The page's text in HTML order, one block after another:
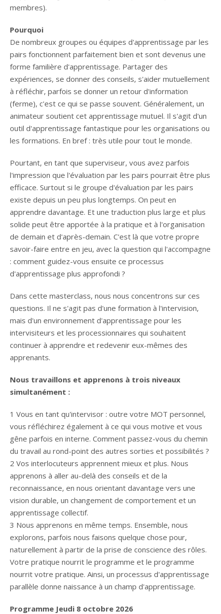
membres).
Pourquoi
De nombreux groupes ou équipes d'apprentissage par les
pairs fonctionnent parfaitement bien et sont devenus une
forme familière d'apprentissage. Partager des
expériences, se donner des conseils, s'aider mutuellement
à réfléchir, parfois se donner un retour d'information
(ferme), c'est ce qui se passe souvent. Généralement, un
animateur soutient cet apprentissage mutuel. Il s'agit d'un
outil d'apprentissage fantastique pour les organisations ou
les formations. En bref : très utile pour tout le monde.
Pourtant, en tant que superviseur, vous avez parfois
l'impression que l'évaluation par les pairs pourrait être plus
efficace. Surtout si le groupe d'évaluation par les pairs
existe depuis un peu plus longtemps. On peut en
apprendre davantage. Et une traduction plus large et plus
solide peut être apportée à la pratique et à l'organisation
de demain et d'après-demain. C'est là que votre propre
savoir-faire entre en jeu, avec la question qui l'accompagne
: comment guidez-vous ensuite ce processus
d'apprentissage plus approfondi ?
Dans cette masterclass, nous nous concentrons sur ces
questions. Il ne s'agit pas d'une formation à l'intervision,
mais d'un environnement d'apprentissage pour les
intervisiteurs et les processionnaires qui souhaitent
continuer à apprendre et redevenir eux-mêmes des
apprenants.
Nous travaillons et apprenons à trois niveaux
simultanément :
1 Vous en tant qu'intervisor : outre votre MOT personnel,
vous réfléchirez également à ce qui vous motive et vous
gêne parfois en interne. Comment passez-vous du chemin
du travail au rond-point des autres sorties et possibilités ?
2 Vos interlocuteurs apprennent mieux et plus. Nous
apprenons à aller au-delà des conseils et de la
reconnaissance, en nous orientant davantage vers une
vision durable, un changement de comportement et un
apprentissage collectif.
3 Nous apprenons en même temps. Ensemble, nous
explorons, parfois nous faisons quelque chose pour,
naturellement à partir de la prise de conscience des rôles.
Votre pratique nourrit le programme et le programme
nourrit votre pratique. Ainsi, un processus d'apprentissage
parallèle donne naissance à un champ d'apprentissage.
Programme Jeudi 8 octobre 2026